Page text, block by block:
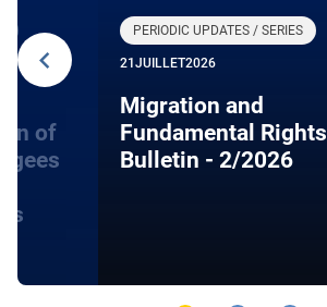
of
PERIODIC UPDATES / SERIES
21 JUILLET2026
Migration and
Fundamental Rights
Bulletin - 2/2026